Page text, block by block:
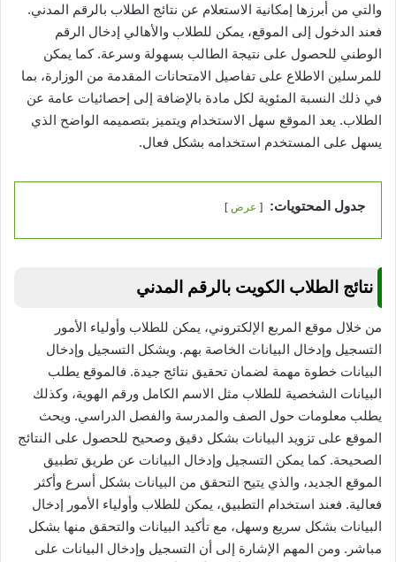
والتي من أبرزها إمكانية الاستعلام عن نتائج الطلاب بالرقم المدني.
فعند الدخول إلى الموقع، يمكن للطلاب والأهالي إدخال الرقم
الوطني للحصول على نتيجة الطالب بسهولة وسرعة. كما يمكن
للمرسلين الاطلاع على تفاصيل الامتحانات المقدمة من الوزارة، بما
في ذلك النسبة المئوية لكل مادة بالإضافة إلى إحصائيات عامة عن
الطلاب. يعد الموقع سهل الاستخدام ويتميز بتصميمه الواضح الذي
يسهل على المستخدم استخدامه بشكل فعال.
جدول المحتويات: عرض
نتائج الطلاب الكويت بالرقم المدني
من خلال موقع المربع الإلكتروني، يمكن للطلاب وأولياء الأمور
التسجيل وإدخال البيانات الخاصة بهم. ويشكل التسجيل وإدخال
البيانات خطوة مهمة لضمان تحقيق نتائج جيدة. فالموقع يطلب
البيانات الشخصية للطلاب مثل الاسم الكامل ورقم الهوية، وكذلك
يطلب معلومات حول الصف والمدرسة والفصل الدراسي. ويحث
الموقع على تزويد البيانات بشكل دقيق وصحيح للحصول على النتائج
الصحيحة. كما يمكن التسجيل وإدخال البيانات عن طريق تطبيق
الموقع الجديد، والذي يتيح التحقق من البيانات بشكل أسرع وأكثر
فعالية. فعند استخدام التطبيق، يمكن للطلاب وأولياء الأمور إدخال
البيانات بشكل سريع وسهل، مع تأكيد البيانات والتحقق منها بشكل
مباشر. ومن المهم الإشارة إلى أن التسجيل وإدخال البيانات على